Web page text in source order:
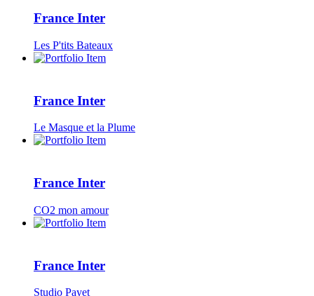
France Inter
Les P'tits Bateaux
France Inter
Le Masque et la Plume
France Inter
CO2 mon amour
France Inter
Studio Payet